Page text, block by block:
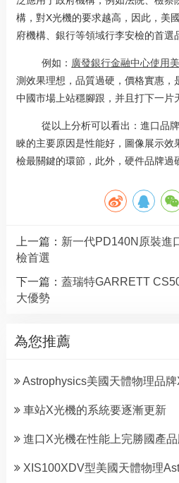
構，對X光機的要求越高，因此，美
府機構、銀行等領域行李安檢的首選
例如： 廣發銀行金融中心使用
測效果理想，品質過硬，價格實惠，
中國市場上站穩腳跟，并且打下一片
從以上分析可以看出：進口品牌
睞的主要原因是性能好，圖像展示效
檢最關鍵的環節，此外，硬件品牌過
上一篇： 新一代PD140N原裝進
檢首選
下一篇：蓋瑞特GARRETT
大優勢
為您推薦
Astrophysics美國天體物理品
車站X光機的系統要逐漸更新
進口X光機在性能上完勝國產
XIS100XDV型美國天體物理